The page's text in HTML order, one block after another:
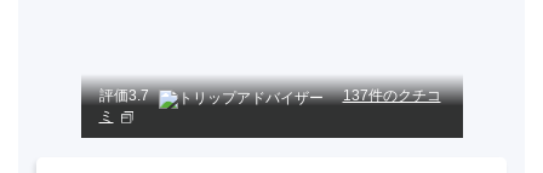
評価3.7
137件のクチコ
ミ